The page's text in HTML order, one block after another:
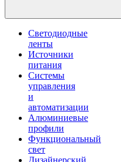
Светодиодные
ленты
Источники
питания
Системы
управления
и
автоматизации
Алюминиевые
профили
Функциональный
свет
Дизайнерский